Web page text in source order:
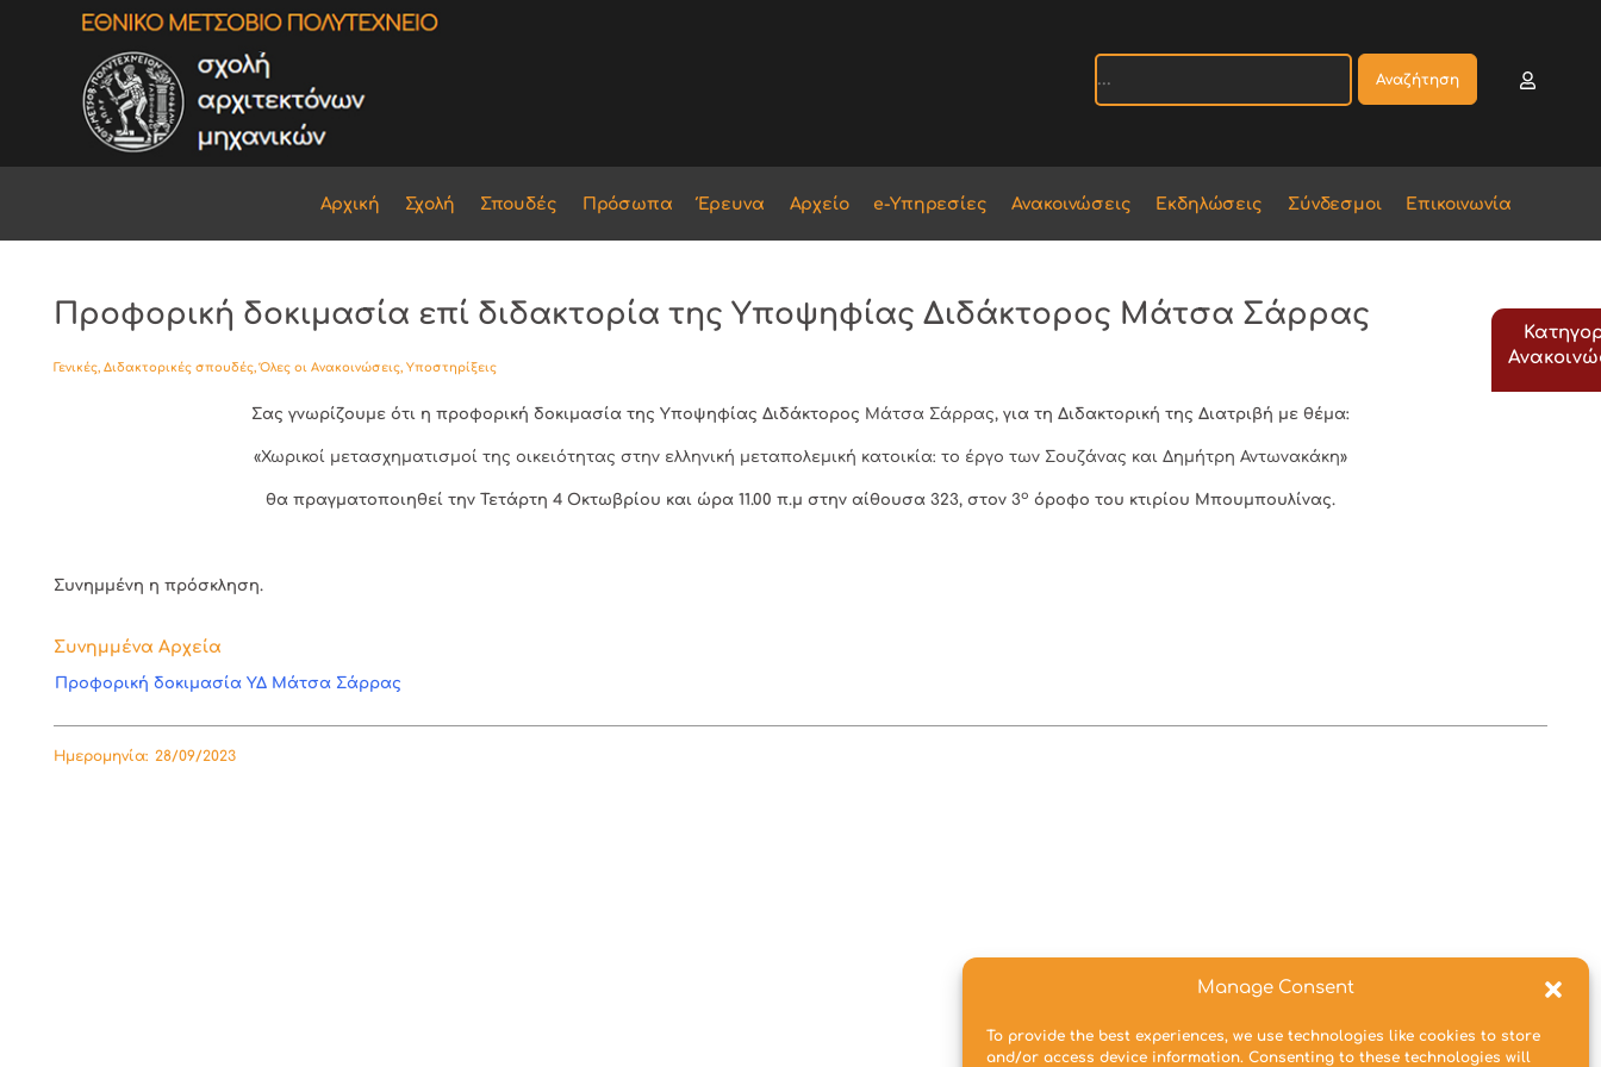
Manage Consent
To provide the best experiences, we use technologies like cookies to store
and/or access device information. Consenting to these technologies will
Αναζήτηση
Αρχική Σχολή Σπουδές Πρόσωπα Έρευνα Αρχείο e-Υπηρεσίες Ανακοινώσεις Εκδηλώσεις Σύνδεσμοι Επικοινωνία
Προφορική δοκιμασία επί διδακτορία της Υποψηφίας Διδάκτορος Μάτσα Σάρρας
Γενικές, Διδακτορικές σπουδές,Όλες οι Ανακοινώσεις, Υποστηρίξεις
Σας γνωρίζουμε ότι η προφορική δοκιμασία της Υποψηφίας Διδάκτορος Μάτσα Σάρρας, για τη Διδακτορική της Διατριβή με θέμα:
«Χωρικοί μετασχηματισμοί της οικειότητας στην ελληνική μεταπολεμική κατοικία: το έργο των Σουζάνας και Δημήτρη Αντωνακάκη»
θα πραγματοποιηθεί την Τετάρτη 4 Οκτωβρίου και ώρα 11.00 π.μ στην αίθουσα 323, στον 3ο όροφο του κτιρίου Μπουμπουλίνας.
Συνημμένη η πρόσκληση.
Συνημμένα Αρχεία
Προφορική δοκιμασία ΥΔ Μάτσα Σάρρας
Ημερομηνία: 28/09/2023